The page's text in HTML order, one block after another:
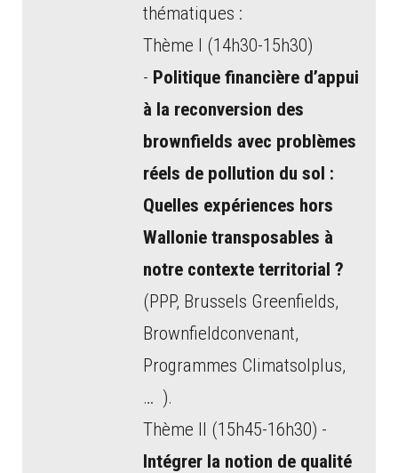
thématiques :
Thème I (14h30-15h30)
- Politique financière d’appui
à la reconversion des
brownfields avec problèmes
réels de pollution du sol :
Quelles expériences hors
Wallonie transposables à
notre contexte territorial ?
(PPP, Brussels Greenfields,
Brownfieldconvenant,
Programmes Climatsolplus,
… ).
Thème II (15h45-16h30) -
Intégrer la notion de qualité